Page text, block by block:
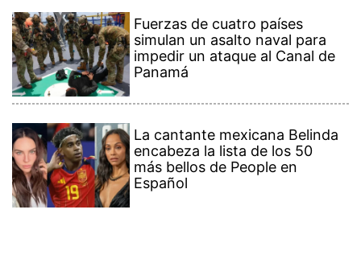
Fuerzas de cuatro países
simulan un asalto naval para
impedir un ataque al Canal de
Panamá
La cantante mexicana Belinda
encabeza la lista de los 50
más bellos de People en
Español